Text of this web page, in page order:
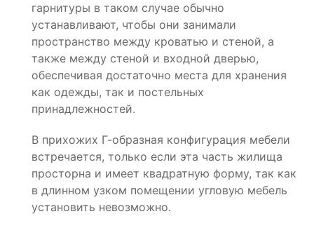
гарнитуры в таком случае обычно
устанавливают, чтобы они занимали
пространство между кроватью и стеной, а
также между стеной и входной дверью,
обеспечивая достаточно места для хранения
как одежды, так и постельных
принадлежностей.
В прихожих Г-образная конфигурация мебели
встречается, только если эта часть жилища
просторна и имеет квадратную форму, так как
в длинном узком помещении угловую мебель
установить невозможно.